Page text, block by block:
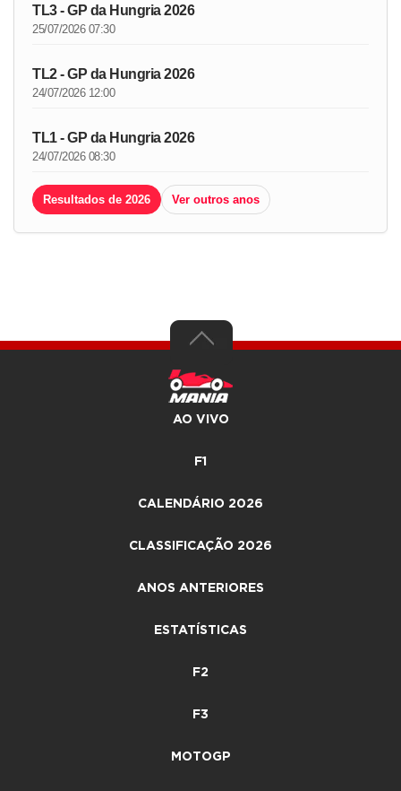
TL3 - GP da Hungria 2026
25/07/2026 07:30
TL2 - GP da Hungria 2026
24/07/2026 12:00
TL1 - GP da Hungria 2026
24/07/2026 08:30
Resultados de 2026 Ver outros anos
AO VIVO
F1
CALENDÁRIO 2026
CLASSIFICAÇÃO 2026
ANOS ANTERIORES
ESTATÍSTICAS
F2
F3
MOTOGP